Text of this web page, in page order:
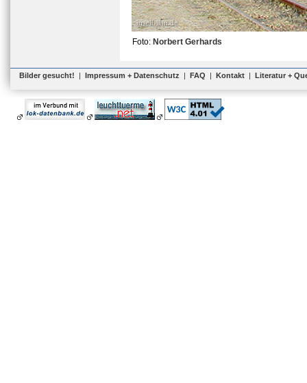
Foto: Norbert Gerhards
Bilder gesucht! | Impressum + Datenschutz | FAQ | Kontakt | Literatur +